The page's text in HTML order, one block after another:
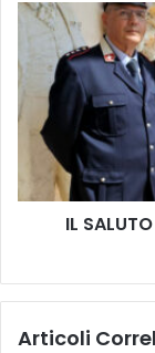
i
0
0
,
l
o
d
A
S
A
L
D
M
IL
Articoli